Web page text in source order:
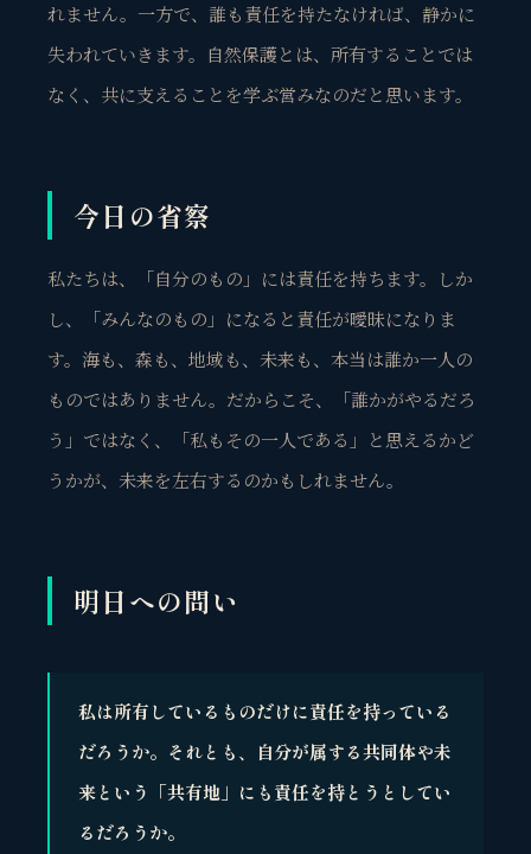
れません。一方で、誰も責任を持たなければ、静かに
失われていきます。自然保護とは、所有することでは
なく、共に支えることを学ぶ営みなのだと思います。
今日の省察
私たちは、「自分のもの」には責任を持ちます。しか
し、「みんなのもの」になると責任が曖昧になりま
す。海も、森も、地域も、未来も、本当は誰か一人の
ものではありません。だからこそ、「誰かがやるだろ
う」ではなく、「私もその一人である」と思えるかど
うかが、未来を左右するのかもしれません。
明日への問い
私は所有しているものだけに責任を持っている
だろうか。それとも、自分が属する共同体や未
来という「共有地」にも責任を持とうとしてい
るだろうか。